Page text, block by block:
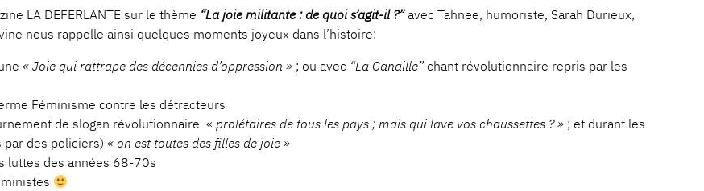
LA DEFERLANTE sur le thème “La joie militante : de quoi s’agit-il ?”avec Tahnee, humoriste, Sarah Durieux,
nous rappelle ainsi quelques moments joyeux dans l’histoire:
« Joie qui rattrape des décennies d’oppression »; ou avec “La Canaille”chant révolutionnaire repris par les
Féminisme contre les détracteurs
de slogan révolutionnaire « prolétaires de tous les pays ; mais qui lave vos chaussettes ? »; et durant les
par des policiers) « on est toutes des filles de joie »
luttes des années 68-70s